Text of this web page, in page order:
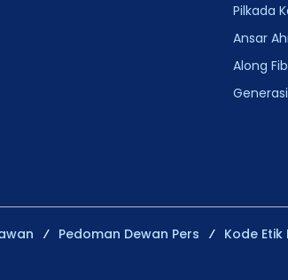
Pilkada
Ansar
Along
Pedoman Dewan Pers Kode